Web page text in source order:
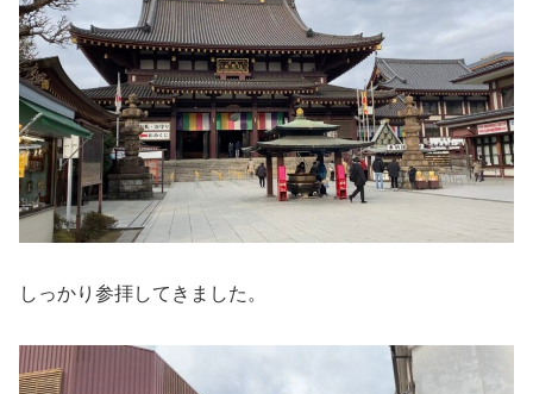
しっかり参拝してきました。